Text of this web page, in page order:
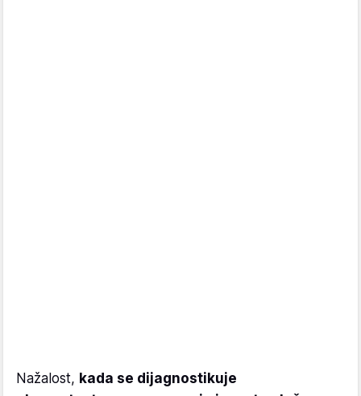
Nažalost, kada se dijagnostikuje